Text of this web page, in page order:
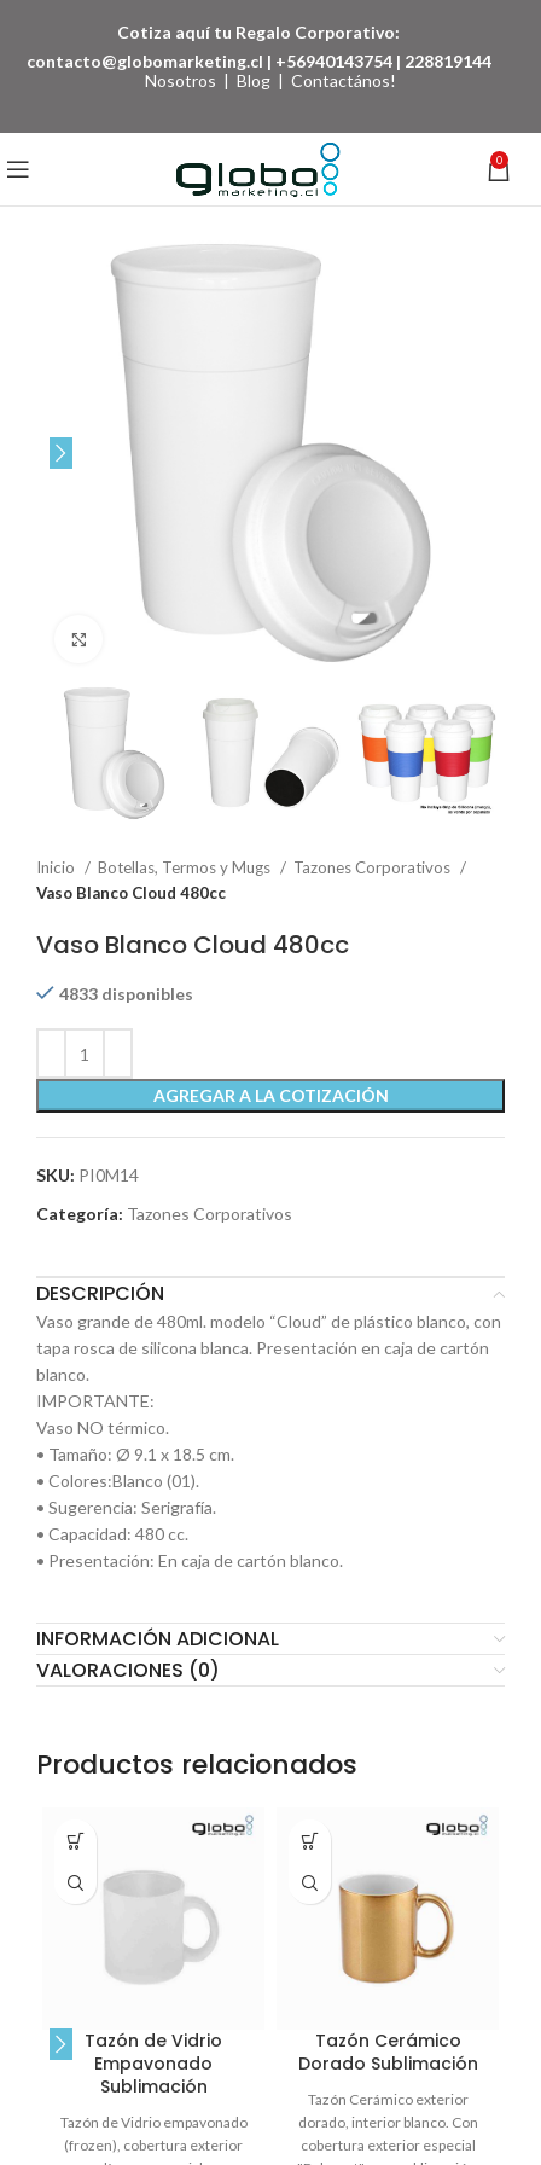
Cotiza aquí tu Regalo Corporativo:
contacto@globomarketing.cl | +56940143754 | 228819144
Nosotros | Blog | Contactános!
0
Inicio Botellas, Termos y Mugs
Tazones Corporativos
Vaso Blanco Cloud 480cc
Vaso Blanco Cloud 480cc
4833 disponibles
AGREGAR A LA COTIZACIÓN
SKU: PI0M14
Categoría: Tazones Corporativos
DESCRIPCIÓN
Vaso grande de 480ml. modelo “Cloud” de plástico blanco, con
tapa rosca de silicona blanca. Presentación en caja de cartón
blanco.
IMPORTANTE:
Vaso NO térmico.
• Tamaño: Ø 9.1 x 18.5 cm.
• Colores:Blanco (01).
• Sugerencia: Serigrafía.
• Capacidad: 480 cc.
• Presentación: En caja de cartón blanco.
INFORMACIÓN ADICIONAL
VALORACIONES (0)
Productos relacionados
Tazón de Vidrio
Empavonado
Sublimación
Tazón de Vidrio empavonado
(frozen), cobertura exterior
Tazón Cerámico
Dorado Sublimación
Tazón Cerámico exterior
dorado, interior blanco. Con
cobertura exterior especial